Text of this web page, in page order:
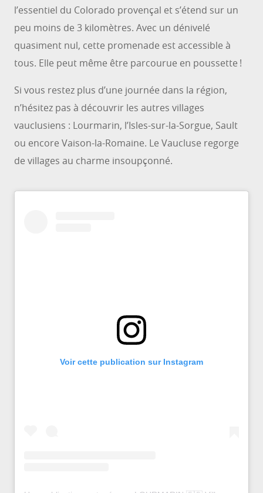
l’essentiel du Colorado provençal et s’étend sur un
peu moins de 3 kilomètres. Avec un dénivelé
quasiment nul, cette promenade est accessible à
tous. Elle peut même être parcourue en poussette !
Si vous restez plus d’une journée dans la région,
n’hésitez pas à découvrir les autres villages
vauclusiens : Lourmarin, l’Isles-sur-la-Sorgue, Sault
ou encore Vaison-la-Romaine. Le Vaucluse regorge
de villages au charme insoupçonné.
Voir cette publication sur Instagram